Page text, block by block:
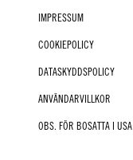
IMPRESSUM
COOKIEPOLICY
DATASKYDDSPOLICY
ANVÄNDARVILLKOR
OBS. FÖR BOSATTA I USA